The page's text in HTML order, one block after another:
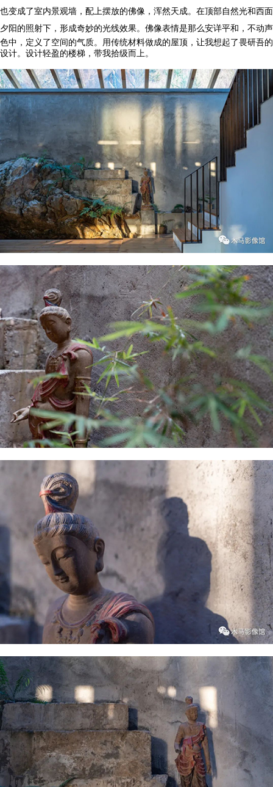
也变成了室内景观墙，配上摆放的佛像，浑然天成。在顶部自然光和西面
夕阳的照射下，形成奇妙的光线效果。 佛像表情是那么安详平和，不动声
色中，定义了空间的气质。用传统材料做成的屋顶，让我想起了畏研吾的
设计。设计轻盈的楼梯，带我拾级而上。